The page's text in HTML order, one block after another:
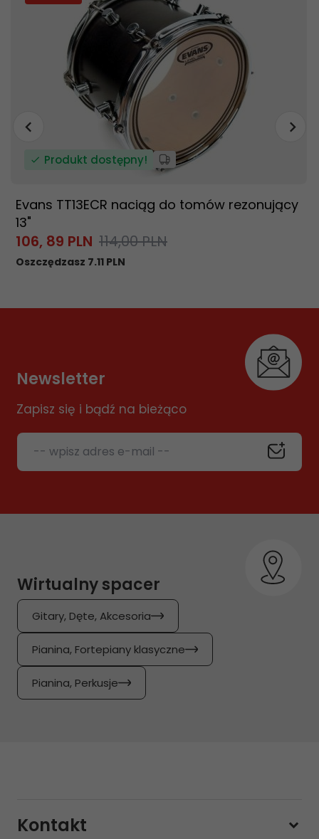
Produkt dostępny!
Evans TT13ECR naciąg do tomów rezonujący
13"
106, 89 PLN 114,00 PLN
Oszczędzasz 7.11 PLN
Newsletter
Zapisz się i bądź na bieżąco
-- wpisz adres e-mail --
Wirtualny spacer
Gitary, Dęte, Akcesoria
Pianina, Fortepiany klasyczne
Pianina, Perkusje
Kontakt